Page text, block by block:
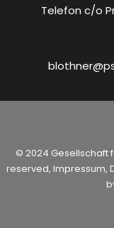
Telefon c/o
© 2024 Gesellschaft
reserved, Impressum,